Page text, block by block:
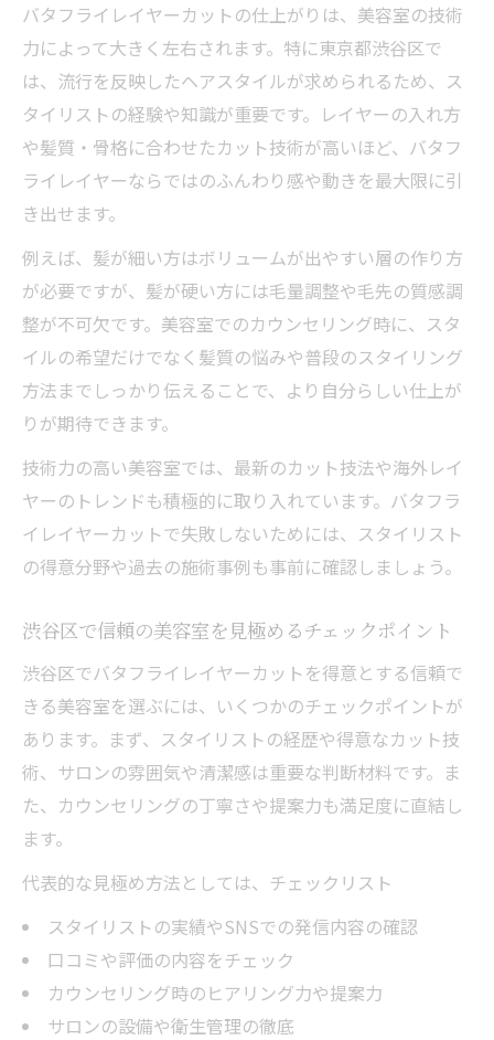
バタフライレイヤーカットの仕上がりは、美容室の技術
力によって大きく左右されます。特に東京都渋谷区で
は、流行を反映したヘアスタイルが求められるため、ス
タイリストの経験や知識が重要です。レイヤーの入れ方
や髪質・骨格に合わせたカット技術が高いほど、バタフ
ライレイヤーならではのふんわり感や動きを最大限に引
き出せます。
例えば、髪が細い方はボリュームが出やすい層の作り方
が必要ですが、髪が硬い方には毛量調整や毛先の質感調
整が不可欠です。美容室でのカウンセリング時に、スタ
イルの希望だけでなく髪質の悩みや普段のスタイリング
方法までしっかり伝えることで、より自分らしい仕上が
りが期待できます。
技術力の高い美容室では、最新のカット技法や海外レイ
ヤーのトレンドも積極的に取り入れています。バタフラ
イレイヤーカットで失敗しないためには、スタイリスト
の得意分野や過去の施術事例も事前に確認しましょう。
渋谷区で信頼の美容室を見極めるチェックポイント
渋谷区でバタフライレイヤーカットを得意とする信頼で
きる美容室を選ぶには、いくつかのチェックポイントが
あります。まず、スタイリストの経歴や得意なカット技
術、サロンの雰囲気や清潔感は重要な判断材料です。ま
た、カウンセリングの丁寧さや提案力も満足度に直結し
ます。
代表的な見極め方法としては、 チェックリスト
スタイリストの実績やSNSでの発信内容の確認
口コミや評価の内容をチェック
カウンセリング時のヒアリング力や提案力
サロンの設備や衛生管理の徹底